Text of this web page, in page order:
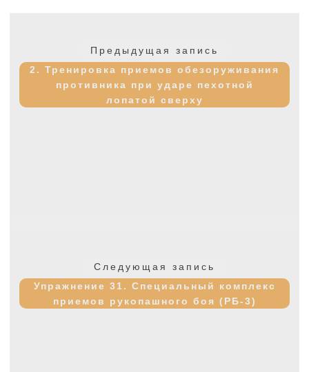
Предыдущая запись
запись:
2. Тренировка приемов обезоруживания
противника при ударе пехотной
лопатой сверху
Следующая запись
запись:
Упражнение 31. Специальный комплекс
приемов рукопашного боя (РБ-3)